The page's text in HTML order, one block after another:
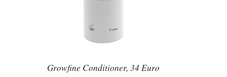
Growfine Conditioner, 34 Euro